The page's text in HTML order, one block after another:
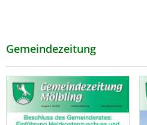
Gemeindezeitung